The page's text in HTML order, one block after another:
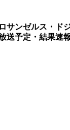
サンゼルス・ド
送予定・結果速